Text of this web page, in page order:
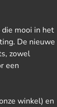
mooi in het
De nieuwe
zowel
een
winkel) en